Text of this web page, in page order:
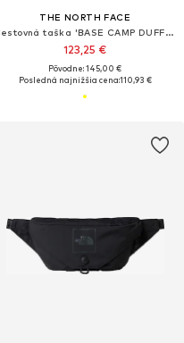
THE NORTH FACE
Cestovná taška 'BASE CAMP DUFFEL - S'
123,25 €
Pôvodne: 145,00 €
Posledná najnižšia cena:110,93 €